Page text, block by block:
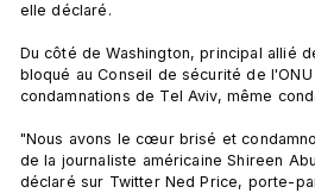
elle déclaré.
Du côté de Washington, principal allié
bloqué au Conseil de sécurité de
condamnations de Tel Aviv, même
"Nous avons le cœur brisé et
de la journaliste américaine Shireen
déclaré sur Twitter Ned Price, porte-